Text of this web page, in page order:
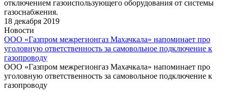
отключением газоиспользующего оборудования от системы
газоснабжения.
18 декабря 2019
Новости
ООО «Газпром межрегионгаз Махачкала» напоминает про
уголовную ответственность за самовольное подключение к
газопроводу
ООО «Газпром межрегионгаз Махачкала» напоминает про
уголовную ответственность за самовольное подключение к
газопроводу